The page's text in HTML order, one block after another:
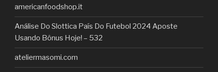
americanfoodshop.it
Análise Do Slottica País Do Futebol 2024 Aposte
Usando Bônus Hoje! – 532
ateliermasomi.com